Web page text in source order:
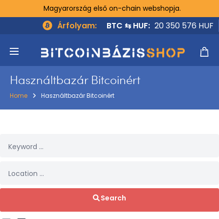
Magyarország első on-chain webshopja.
Árfolyam: BTC ⇆ HUF: 20 350 576 HUF
Használtbazár Bitcoinért
Home Használtbazár Bitcoinért
Search